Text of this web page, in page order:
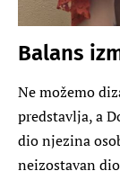
Balans
Ne možemo
predstavlja, a
dio njezina
neizostavan